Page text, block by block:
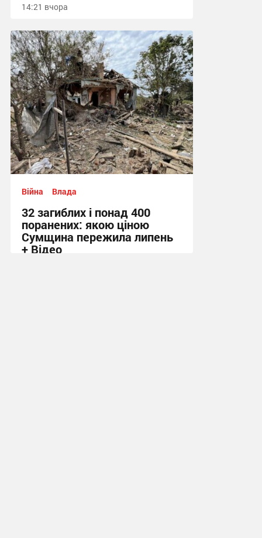
14:21 вчора
Війна Влада
32 загиблих і понад 400
поранених: якою ціною
Сумщина пережила липень
+ Відео